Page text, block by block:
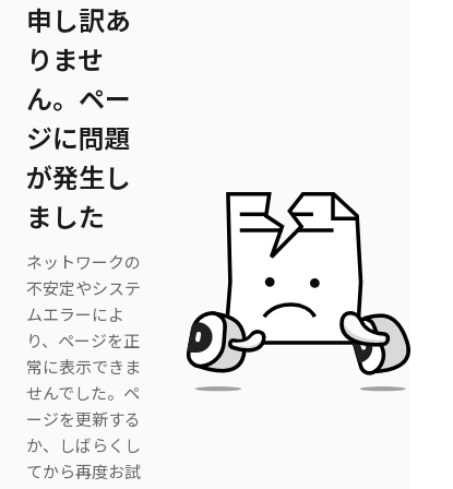
申し訳あ
りませ
ん。ペー
ジに問題
が発生し
ました
ネットワークの
不安定やシステ
ムエラーによ
り、ページを正
常に表示できま
せんでした。ペ
ージを更新する
か、しばらくし
てから再度お試